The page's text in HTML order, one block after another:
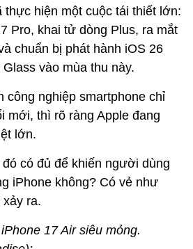
thực hiện một cuộc tái thiết lớn:
Pro, khai tử dòng Plus, ra mắt
chuẩn bị phát hành iOS 26
vào mùa thu này.
công nghiệp smartphone chỉ
mới, thì rõ ràng Apple đang
lớn.
có đủ để khiến người dùng
iPhone không? Có vẻ như
ra.
17 Air siêu mỏng.